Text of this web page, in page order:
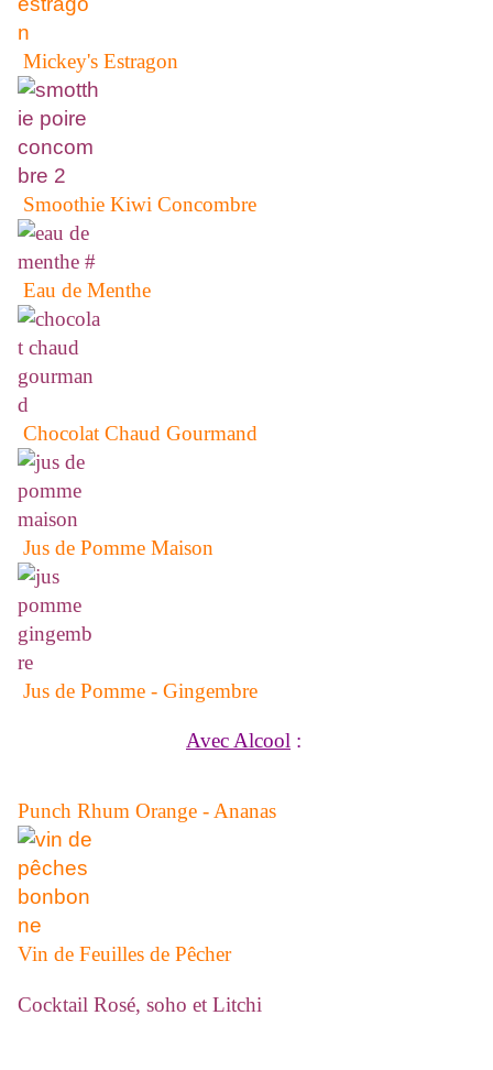
Mickey's Estragon
Smoothie Kiwi Concombre
Eau de Menthe
Chocolat Chaud Gourmand
Jus de Pomme Maison
Jus de Pomme - Gingembre
Avec Alcool :
Punch Rhum Orange - Ananas
Vin de Feuilles de Pêcher
Cocktail Rosé, soho et Litchi